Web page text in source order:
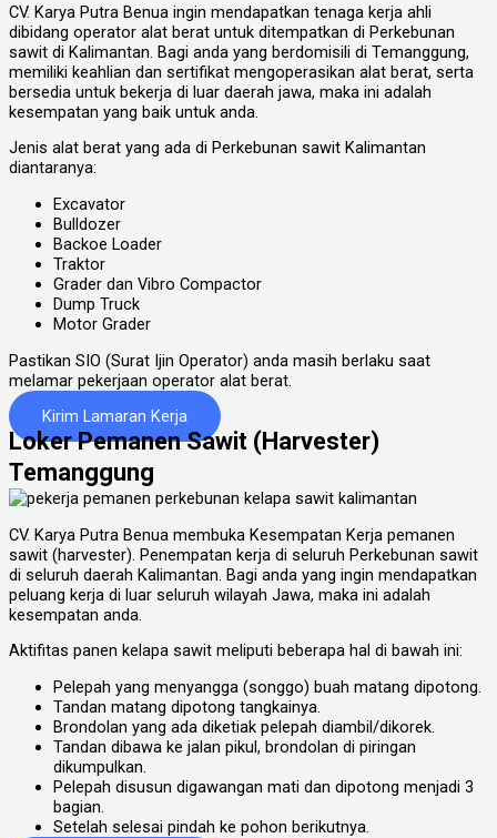
CV. Karya Putra Benua ingin mendapatkan tenaga kerja ahli
dibidang operator alat berat untuk ditempatkan di Perkebunan
sawit di Kalimantan. Bagi anda yang berdomisili di Temanggung,
memiliki keahlian dan sertifikat mengoperasikan alat berat, serta
bersedia untuk bekerja di luar daerah jawa, maka ini adalah
kesempatan yang baik untuk anda.
Jenis alat berat yang ada di Perkebunan sawit Kalimantan
diantaranya:
Excavator
Bulldozer
Backoe Loader
Traktor
Grader dan Vibro Compactor
Dump Truck
Motor Grader
Pastikan SIO (Surat Ijin Operator) anda masih berlaku saat
melamar pekerjaan operator alat berat.
Kirim Lamaran Kerja
Loker Pemanen Sawit (Harvester)
Temanggung
CV. Karya Putra Benua membuka Kesempatan Kerja pemanen
sawit (harvester). Penempatan kerja di seluruh Perkebunan sawit
di seluruh daerah Kalimantan. Bagi anda yang ingin mendapatkan
peluang kerja di luar seluruh wilayah Jawa, maka ini adalah
kesempatan anda.
Aktifitas panen kelapa sawit meliputi beberapa hal di bawah ini:
Pelepah yang menyangga (songgo) buah matang dipotong.
Tandan matang dipotong tangkainya.
Brondolan yang ada diketiak pelepah diambil/dikorek.
Tandan dibawa ke jalan pikul, brondolan di piringan
dikumpulkan.
Pelepah disusun digawangan mati dan dipotong menjadi 3
bagian.
Setelah selesai pindah ke pohon berikutnya.